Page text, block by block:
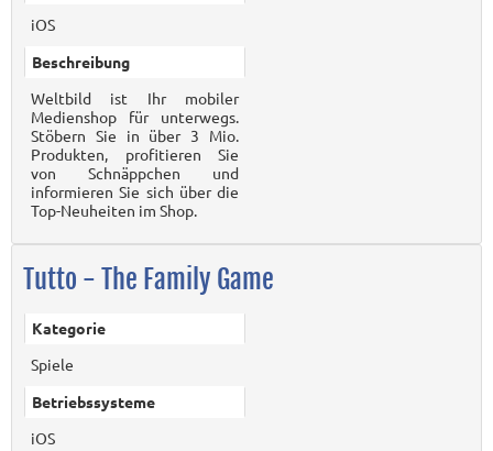
iOS
Beschreibung
Weltbild ist Ihr mobiler
Medienshop für unterwegs.
Stöbern Sie in über 3 Mio.
Produkten, profitieren Sie
von Schnäppchen und
informieren Sie sich über die
Top-Neuheiten im Shop.
Tutto - The Family Game
Kategorie
Spiele
Betriebssysteme
iOS